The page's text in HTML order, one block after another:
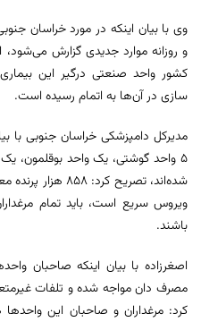
وی با بیان اینکه در مورد خراسان
و روزانه موارد جدیدی گزارش
کشور واحد صنعتی درگیر این
سازی در آن‌ها به اتمام رسیده است.
۵ واحد گوشتی، یک واحد بوقلمون،
شده‌اند، تصریح
ویروس سریع است، باید تمام
باشند.
اصغرزاده با بیان اینکه صاحبان
مصرف دان مواجه شده و تلفات
کرد: مرغداران و صاحبان این واحدها